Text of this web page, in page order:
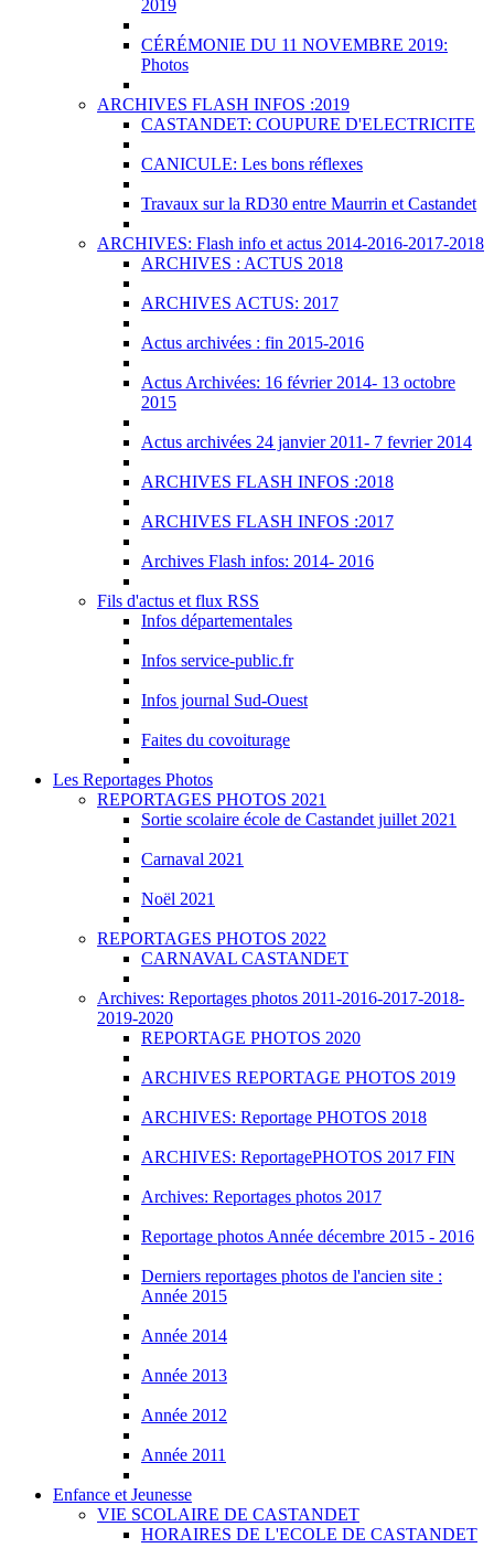
2019
CÉRÉMONIE DU 11 NOVEMBRE 2019:
Photos
ARCHIVES FLASH INFOS :2019
CASTANDET: COUPURE D'ELECTRICITE
CANICULE: Les bons réflexes
Travaux sur la RD30 entre Maurrin et Castandet
ARCHIVES: Flash info et actus 2014-2016-2017-2018
ARCHIVES : ACTUS 2018
ARCHIVES ACTUS: 2017
Actus archivées : fin 2015-2016
Actus Archivées: 16 février 2014- 13 octobre
2015
Actus archivées 24 janvier 2011- 7 fevrier 2014
ARCHIVES FLASH INFOS :2018
ARCHIVES FLASH INFOS :2017
Archives Flash infos: 2014- 2016
Fils d'actus et flux RSS
Infos départementales
Infos service-public.fr
Infos journal Sud-Ouest
Faites du covoiturage
Les Reportages Photos
REPORTAGES PHOTOS 2021
Sortie scolaire école de Castandet juillet 2021
Carnaval 2021
Noël 2021
REPORTAGES PHOTOS 2022
CARNAVAL CASTANDET
Archives: Reportages photos 2011-2016-2017-2018-
2019-2020
REPORTAGE PHOTOS 2020
ARCHIVES REPORTAGE PHOTOS 2019
ARCHIVES: Reportage PHOTOS 2018
ARCHIVES: ReportagePHOTOS 2017 FIN
Archives: Reportages photos 2017
Reportage photos Année décembre 2015 - 2016
Derniers reportages photos de l'ancien site :
Année 2015
Année 2014
Année 2013
Année 2012
Année 2011
Enfance et Jeunesse
VIE SCOLAIRE DE CASTANDET
HORAIRES DE L'ECOLE DE CASTANDET